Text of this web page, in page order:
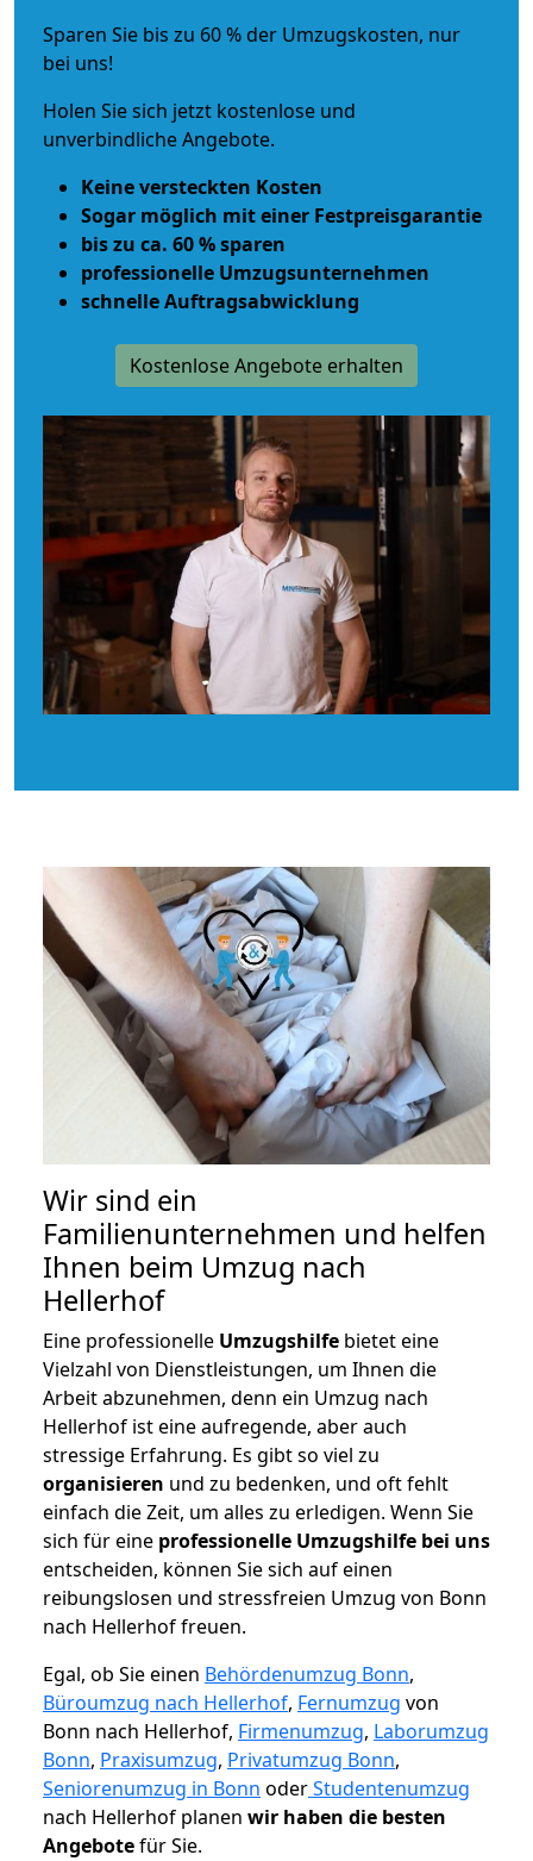
Sparen Sie bis zu 60 % der Umzugskosten, nur
bei uns!
Holen Sie sich jetzt kostenlose und
unverbindliche Angebote.
Keine versteckten Kosten
Sogar möglich mit einer Festpreisgarantie
bis zu ca. 60 % sparen
professionelle Umzugsunternehmen
schnelle Auftragsabwicklung
Kostenlose Angebote erhalten
Wir sind ein
Familienunternehmen und helfen
Ihnen beim Umzug nach
Hellerhof
Eine professionelle Umzugshilfe bietet eine
Vielzahl von Dienstleistungen, um Ihnen die
Arbeit abzunehmen, denn ein Umzug nach
Hellerhof ist eine aufregende, aber auch
stressige Erfahrung. Es gibt so viel zu
organisieren und zu bedenken, und oft fehlt
einfach die Zeit, um alles zu erledigen. Wenn Sie
sich für eine professionelle Umzugshilfe bei uns
entscheiden, können Sie sich auf einen
reibungslosen und stressfreien Umzug von Bonn
nach Hellerhof freuen.
Egal, ob Sie einen Behördenumzug Bonn,
Büroumzug nach Hellerhof, Fernumzug von
Bonn nach Hellerhof, Firmenumzug, Laborumzug
Bonn, Praxisumzug, Privatumzug Bonn,
Seniorenumzug in Bonn oderStudentenumzug
nach Hellerhof planen wir haben die besten
Angebotefür Sie.